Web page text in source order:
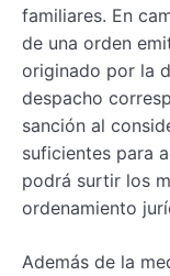
familiares. En
de una orden
originado por la
despacho
sanción al
suficientes para
podrá surtir los
ordenamiento
Además de la